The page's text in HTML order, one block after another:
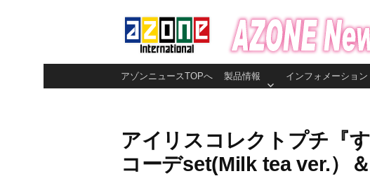
ン
アゾンニュースTOPへ 製品情報 インフォメーション
アイリスコレクトプチ『
コーデset(Milk tea ver.）